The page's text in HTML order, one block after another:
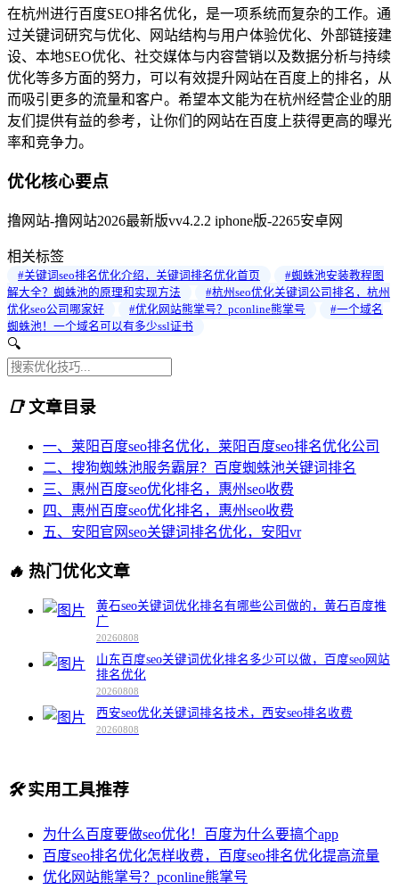
在杭州进行百度SEO排名优化，是一项系统而复杂的工作。通
过关键词研究与优化、网站结构与用户体验优化、外部链接建
设、本地SEO优化、社交媒体与内容营销以及数据分析与持续
优化等多方面的努力，可以有效提升网站在百度上的排名，从
而吸引更多的流量和客户。希望本文能为在杭州经营企业的朋
友们提供有益的参考，让你们的网站在百度上获得更高的曝光
率和竞争力。
优化核心要点
撸网站-撸网站2026最新版vv4.2.2 iphone版-2265安卓网
相关标签
#关键词seo排名优化介绍，关键词排名优化首页
#蜘蛛池安装教程图
解大全？蜘蛛池的原理和实现方法
#杭州seo优化关键词公司排名，杭州
优化seo公司哪家好
#优化网站熊掌号？pconline熊掌号
#一个域名
蜘蛛池！一个域名可以有多少ssl证书
🔍
📑文章目录
一、莱阳百度seo排名优化，莱阳百度seo排名优化公司
二、搜狗蜘蛛池服务霸屏？百度蜘蛛池关键词排名
三、惠州百度seo优化排名，惠州seo收费
四、惠州百度seo优化排名，惠州seo收费
五、安阳官网seo关键词排名优化，安阳vr
🔥 热门优化文章
黄石seo关键词优化排名有哪些公司做的，黄石百度推
广
20260808
山东百度seo关键词优化排名多少可以做，百度seo网站
排名优化
20260808
西安seo优化关键词排名技术，西安seo排名收费
20260808
🛠️实用工具推荐
为什么百度要做seo优化！百度为什么要搞个app
百度seo排名优化怎样收费，百度seo排名优化提高流量
优化网站熊掌号？pconline熊掌号